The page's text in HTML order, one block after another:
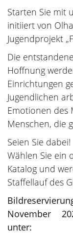
Starten Sie mit
initiiert von
Jugendprojekt
Die
Hoffnung
Einrichtungen
Jugendlichen
Emotionen des
Menschen, die
Seien Sie dabei!
Wählen Sie ein
Katalog und
Staffellauf des
November
unter: